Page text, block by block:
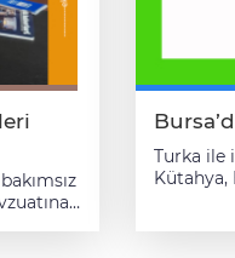
Turka ile
Kütahya,